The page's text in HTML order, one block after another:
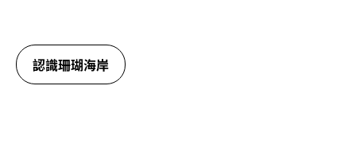
認識珊瑚海岸